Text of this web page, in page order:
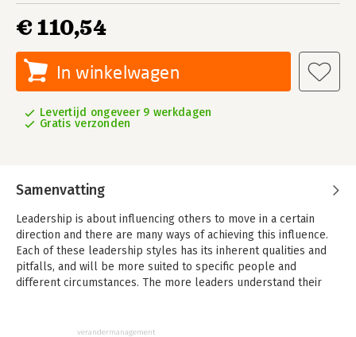
€ 110,54
In winkelwagen
Levertijd ongeveer 9 werkdagen
Gratis verzonden
Samenvatting
Leadership is about influencing others to move in a certain
direction and there are many ways of achieving this influence.
Each of these leadership styles has its inherent qualities and
pitfalls, and will be more suited to specific people and
different circumstances. The more leaders understand their
they will be. This book maps out ten sets of opposite
verandermanagement